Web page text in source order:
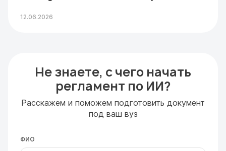
12.06.2026
Не знаете, с чего начать
регламент по ИИ?
Расскажем и поможем подготовить документ
под ваш вуз
ФИО